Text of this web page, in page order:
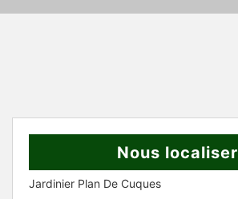
Nous localiser
Jardinier Plan De Cuques